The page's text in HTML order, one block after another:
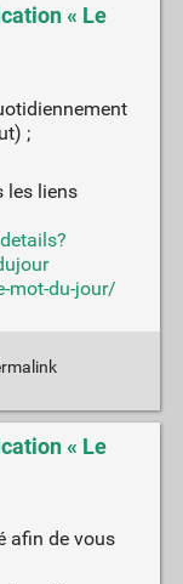
« Le
;
les liens
mot-du-jour/
« Le
afin de vous